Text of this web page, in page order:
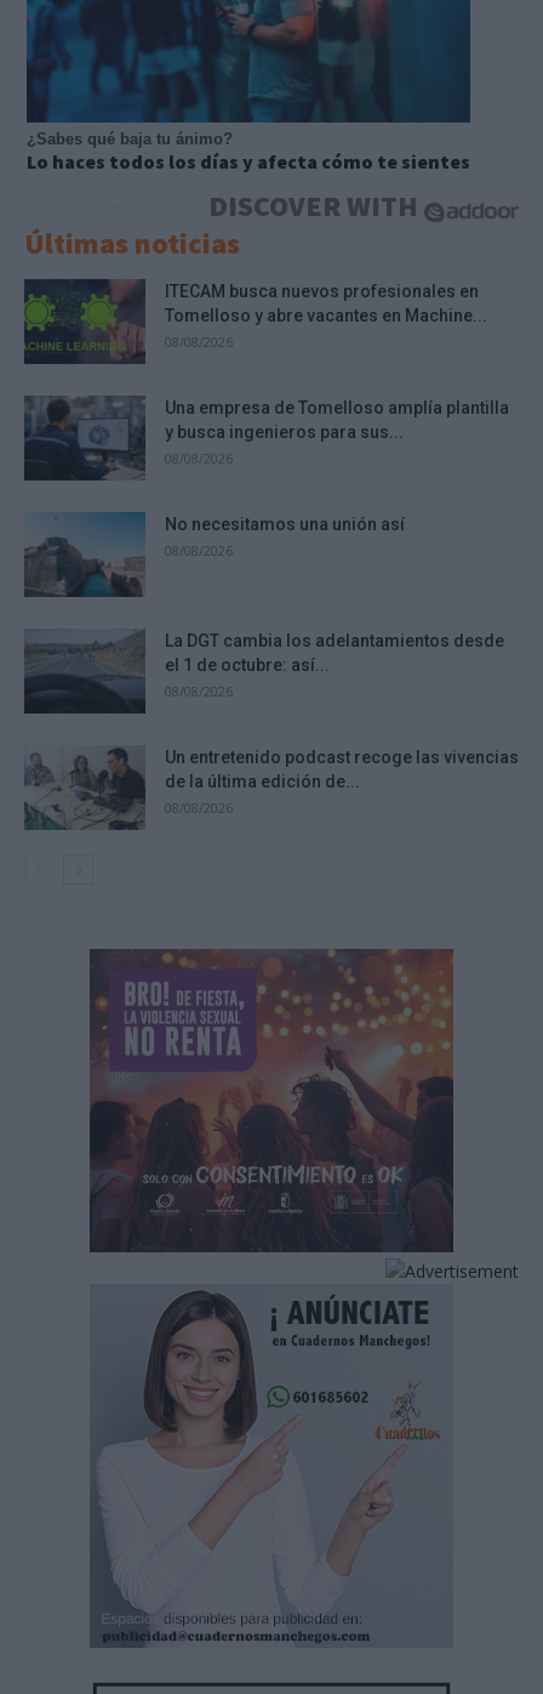
¿Sabes qué baja tu ánimo?
Lo haces todos los días y afecta cómo te sientes
DISCOVER WITH
Últimas noticias
ITECAM busca nuevos profesionales en
Tomelloso y abre vacantes en Machine...
08/08/2026
Una empresa de Tomelloso amplía plantilla
y busca ingenieros para sus...
08/08/2026
No necesitamos una unión así
08/08/2026
La DGT cambia los adelantamientos desde
el 1 de octubre: así...
08/08/2026
Un entretenido podcast recoge las vivencias
de la última edición de...
08/08/2026